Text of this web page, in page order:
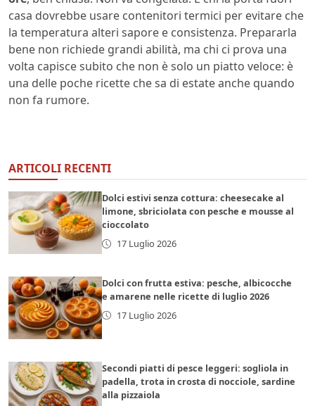
casa dovrebbe usare contenitori termici per evitare che
la temperatura alteri sapore e consistenza. Prepararla
bene non richiede grandi abilità, ma chi ci prova una
volta capisce subito che non è solo un piatto veloce: è
una delle poche ricette che sa di estate anche quando
non fa rumore.
ARTICOLI RECENTI
Dolci estivi senza cottura: cheesecake al
limone, sbriciolata con pesche e mousse al
cioccolato
17 Luglio 2026
Dolci con frutta estiva: pesche, albicocche
e amarene nelle ricette di luglio 2026
17 Luglio 2026
Secondi piatti di pesce leggeri: sogliola in
padella, trota in crosta di nocciole, sardine
alla pizzaiola